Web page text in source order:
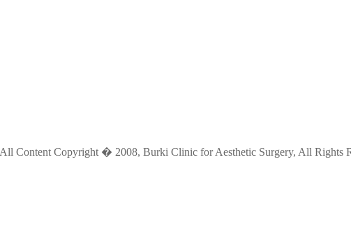
All Content Copyright � 2008, Burki Clinic for Aesthetic Surgery, All Rights